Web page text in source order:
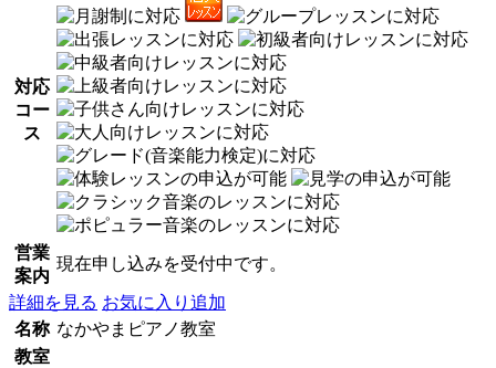
対応
コー
ス
営業
案内
現在申し込みを受付中です。
詳細を見る お気に入り追加
名称 なかやまピアノ教室
教室